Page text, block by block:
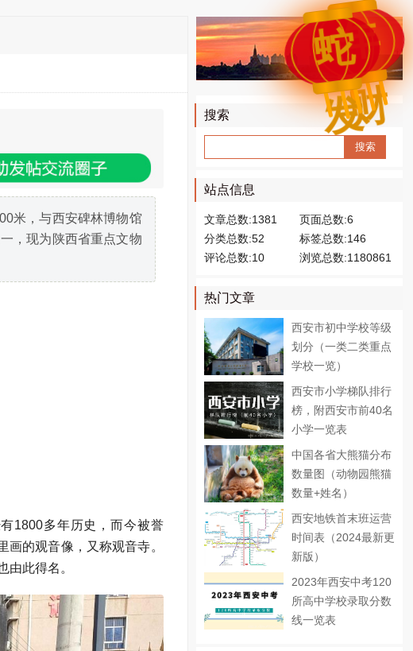
米，与西安碑林博物馆
，现为陕西省重点文物
1800多年历史，而今被誉
画的观音像，又称观音寺。
由此得名。
搜索
站点信息
文章总数:1381
页面总数:6
分类总数:52
标签总数:146
评论总数:10
浏览总数:1180861
热门文章
西安市初中学校等级
划分（一类二类重点
学校一览）
西安市小学梯队排行
榜，附西安市前40名
小学一览表
中国各省大熊猫分布
数量图（动物园熊猫
数量+姓名）
西安地铁首末班运营
时间表（2024最新更
新版）
2023年西安中考120
所高中学校录取分数
线一览表
年
财
蛇
发